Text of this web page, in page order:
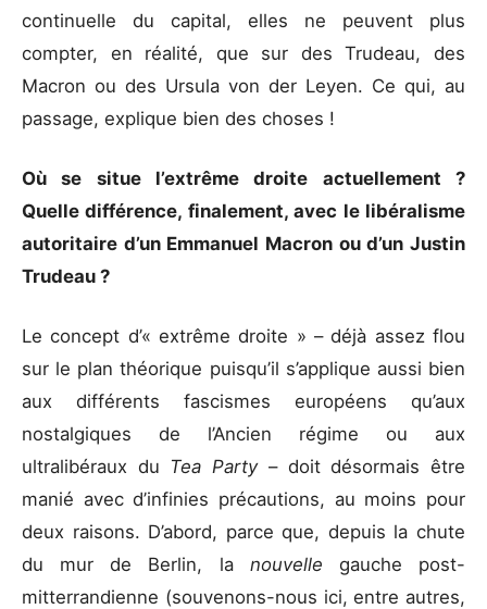
continuelle du capital, elles ne peuvent plus
compter, en réalité, que sur des Trudeau, des
Macron ou des Ursula von der Leyen. Ce qui, au
passage, explique bien des choses !
Où se situe l’extrême droite actuellement ?
Quelle différence, finalement, avec le libéralisme
autoritaire d’un Emmanuel Macron ou d’un Justin
Trudeau ?
Le concept d’« extrême droite » – déjà assez flou
sur le plan théorique puisqu’il s’applique aussi bien
aux différents fascismes européens qu’aux
nostalgiques de l’Ancien régime ou aux
ultralibéraux du Tea Party – doit désormais être
manié avec d’infinies précautions, au moins pour
deux raisons. D’abord, parce que, depuis la chute
du mur de Berlin, la nouvelle gauche post-
mitterrandienne (souvenons-nous ici, entre autres,